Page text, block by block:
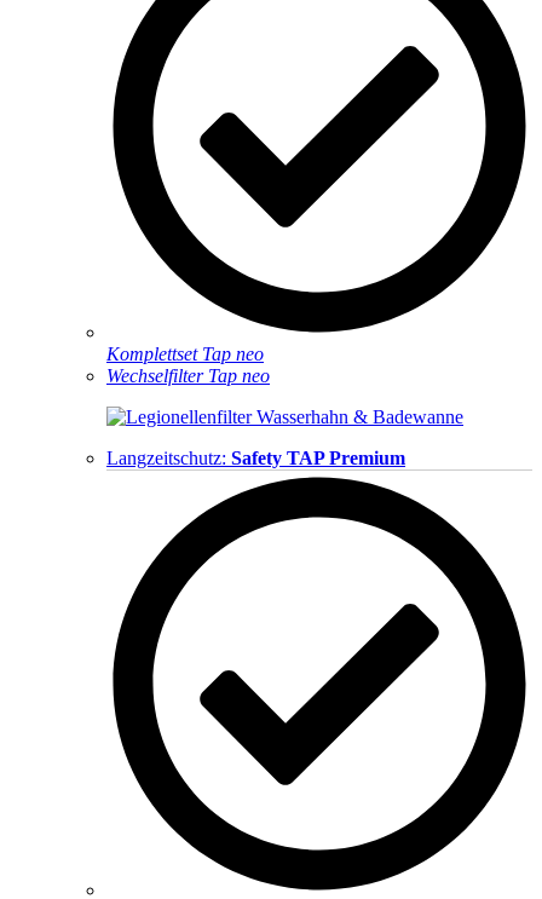
Komplettset Tap neo
Wechselfilter Tap neo
Langzeitschutz: Safety TAP Premium